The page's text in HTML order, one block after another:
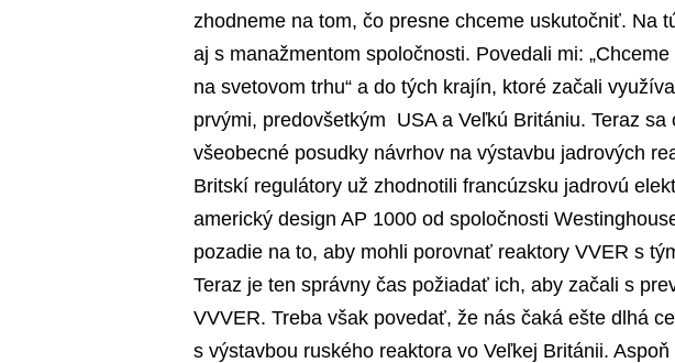
zhodneme na tom, čo presne chceme uskutočniť. Na
aj s manažmentom spoločnosti. Povedali mi:
na svetovom trhu“ a do tých krajín, ktoré začali
prvými, predovšetkým USA a Veľkú Britániu. Teraz
všeobecné posudky návrhov na výstavbu jadrových
Britskí regulátory už zhodnotili francúzsku jadrovú
americký design AP 1000 od spoločnosti
pozadie na to, aby mohli porovnať reaktory VVER s
Teraz je ten správny čas požiadať ich, aby začali s
VVVER. Treba však povedať, že nás čaká ešte dlhá
s výstavbou ruského reaktora vo Veľkej Británii.